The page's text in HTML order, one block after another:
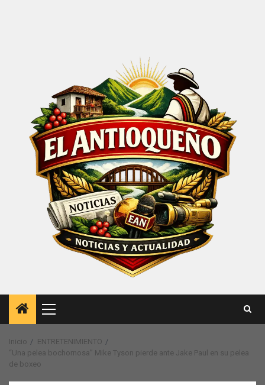
Menú
principal
Inicio
ENTRETENIMIENTO
“Una pelea bochornosa” Mike Tyson pierde ante Jake Paul en su pelea
de boxeo